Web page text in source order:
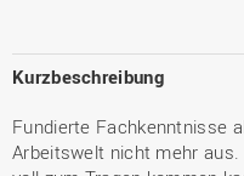
Kurzbeschreibung
Fundierte Fachkenntnisse
Arbeitswelt nicht mehr